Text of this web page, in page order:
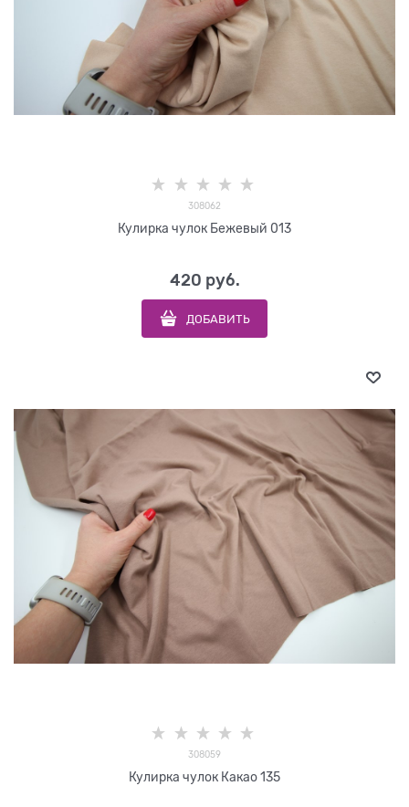
308062
Кулирка чулок Бежевый 013
420 руб.
ДОБАВИТЬ
308059
Кулирка чулок Какао 135